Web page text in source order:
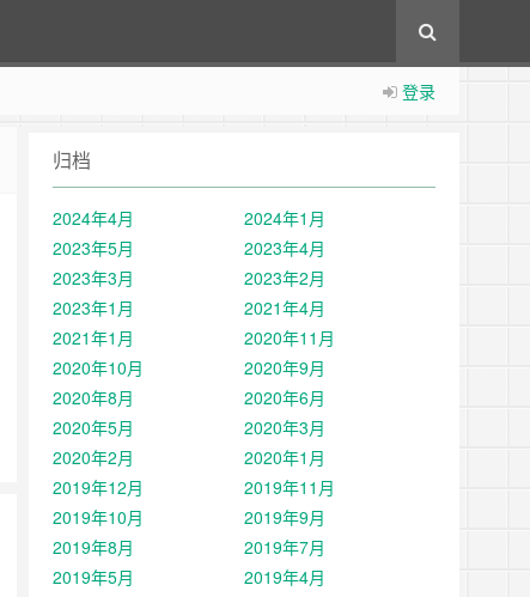
登录
归档
2024年4月
2024年1月
2023年5月
2023年4月
2023年3月
2023年2月
2023年1月
2021年4月
2021年1月
2020年11月
2020年10月
2020年9月
2020年8月
2020年6月
2020年5月
2020年3月
2020年2月
2020年1月
2019年12月
2019年11月
2019年10月
2019年9月
2019年8月
2019年7月
2019年5月
2019年4月